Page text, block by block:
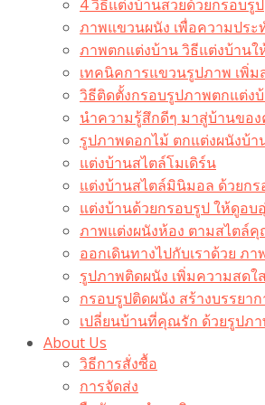
4 วิธีแต่งบ้านสวยด้วยกรอบรูป
ภาพแขวนผนัง เพื่อความประ
ภาพตกแต่งบ้าน วิธีแต่งบ้านใ
เทคนิคการแขวนรูปภาพ เพิ่ม
วิธีติดตั้งกรอบรูปภาพตกแต่ง
นำความรู้สึกดีๆ มาสู่บ้านขอ
รูปภาพดอกไม้ ตกแต่งผนังบ้า
แต่งบ้านสไตล์โมเดิร์น
แต่งบ้านสไตล์มินิมอล ด้วยก
แต่งบ้านด้วยกรอบรูป ให้ดูอบ
ภาพแต่งผนังห้อง ตามสไตล์คุ
ออกเดินทางไปกับเราด้วย ภา
รูปภาพติดผนัง เพิ่มความสด
กรอบรูปติดผนัง สร้างบรรยา
เปลี่ยนบ้านที่คุณรัก ด้วยรูปภ
About Us
วิธีการสั่งซื้อ
การจัดส่ง